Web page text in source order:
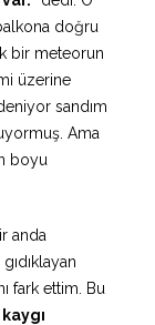
doğru
bir meteorun
üzerine
sandım
Ama
boyu
anda
fark ettim. Bu
kaygı